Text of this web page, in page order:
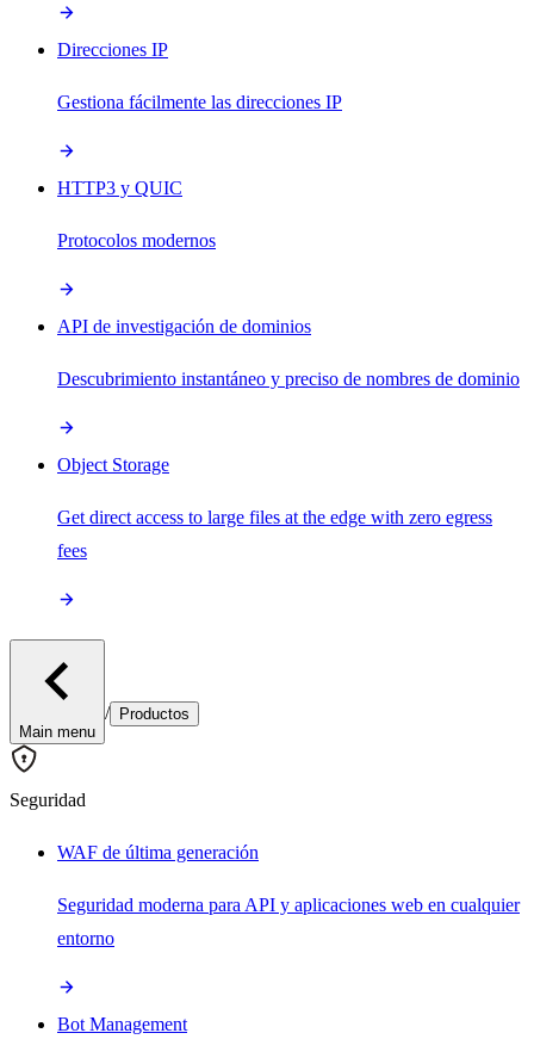
Direcciones IP
Gestiona fácilmente las direcciones IP
HTTP3 y QUIC
Protocolos modernos
API de investigación de dominios
Descubrimiento instantáneo y preciso de nombres de dominio
Object Storage
Get direct access to large files at the edge with zero egress
fees
Main menu
/ Productos
Seguridad
WAF de última generación
Seguridad moderna para API y aplicaciones web en cualquier
entorno
Bot Management